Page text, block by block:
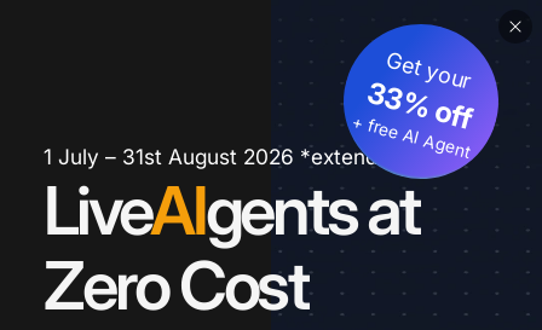
1 July – 31st August 2026 *extended
LiveAIgents at
Zero Cost
Get your
33% off
+ free AI Agent